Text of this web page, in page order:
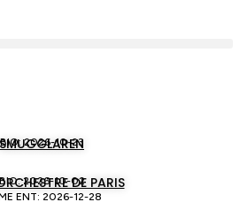
SMUGGLAREN
BIO: 2026-10-23
DE PARIS
2026-10-02
ENT: 2026-12-28